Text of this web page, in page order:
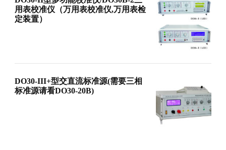
用表校准仪（万用表校准仪,万用表检
定装置）
DO30-III+型交直流标准源(需要三相
标准源请看DO30-20B)